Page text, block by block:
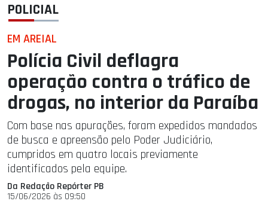
POLICIAL
EM AREIAL
Polícia Civil deflagra
operação contra o tráfico de
drogas, no interior da Paraíba
Com base nas apurações, foram expedidos mandados
de busca e apreensão pelo Poder Judiciário,
cumpridos em quatro locais previamente
identificados pela equipe.
Da Redação Repórter PB
15/06/2026 às 09:50